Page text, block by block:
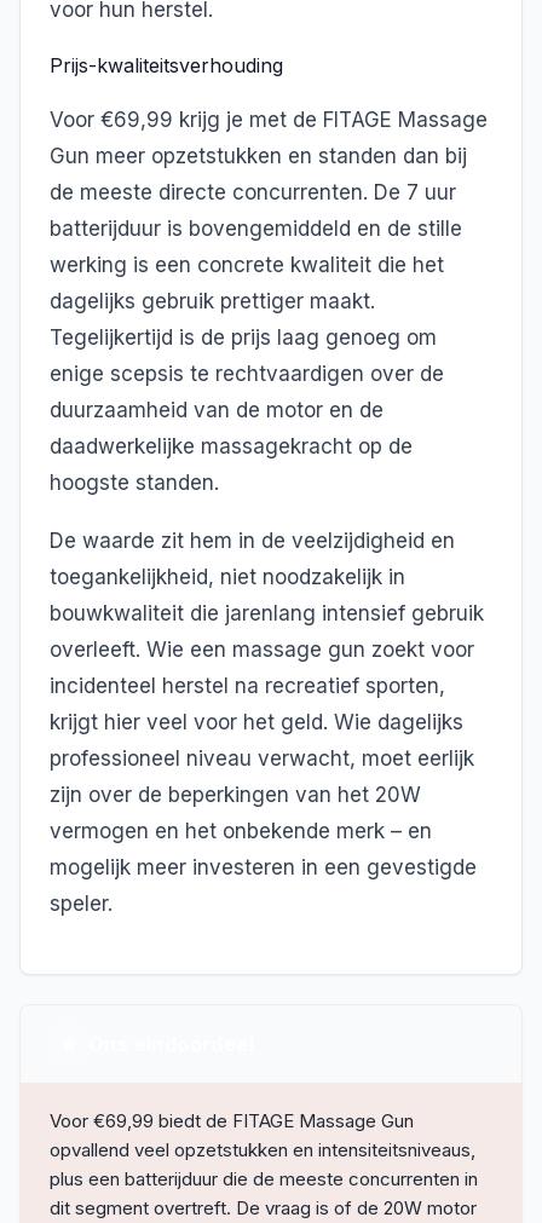
voor hun herstel.
Prijs-kwaliteitsverhouding
Voor €69,99 krijg je met de FITAGE Massage
Gun meer opzetstukken en standen dan bij
de meeste directe concurrenten. De 7 uur
batterijduur is bovengemiddeld en de stille
werking is een concrete kwaliteit die het
dagelijks gebruik prettiger maakt.
Tegelijkertijd is de prijs laag genoeg om
enige scepsis te rechtvaardigen over de
duurzaamheid van de motor en de
daadwerkelijke massagekracht op de
hoogste standen.
De waarde zit hem in de veelzijdigheid en
toegankelijkheid, niet noodzakelijk in
bouwkwaliteit die jarenlang intensief gebruik
overleeft. Wie een massage gun zoekt voor
incidenteel herstel na recreatief sporten,
krijgt hier veel voor het geld. Wie dagelijks
professioneel niveau verwacht, moet eerlijk
zijn over de beperkingen van het 20W
vermogen en het onbekende merk – en
mogelijk meer investeren in een gevestigde
speler.
Voor €69,99 biedt de FITAGE Massage Gun
opvallend veel opzetstukken en intensiteitsniveaus,
plus een batterijduur die de meeste concurrenten in
dit segment overtreft. De vraag is of de 20W motor